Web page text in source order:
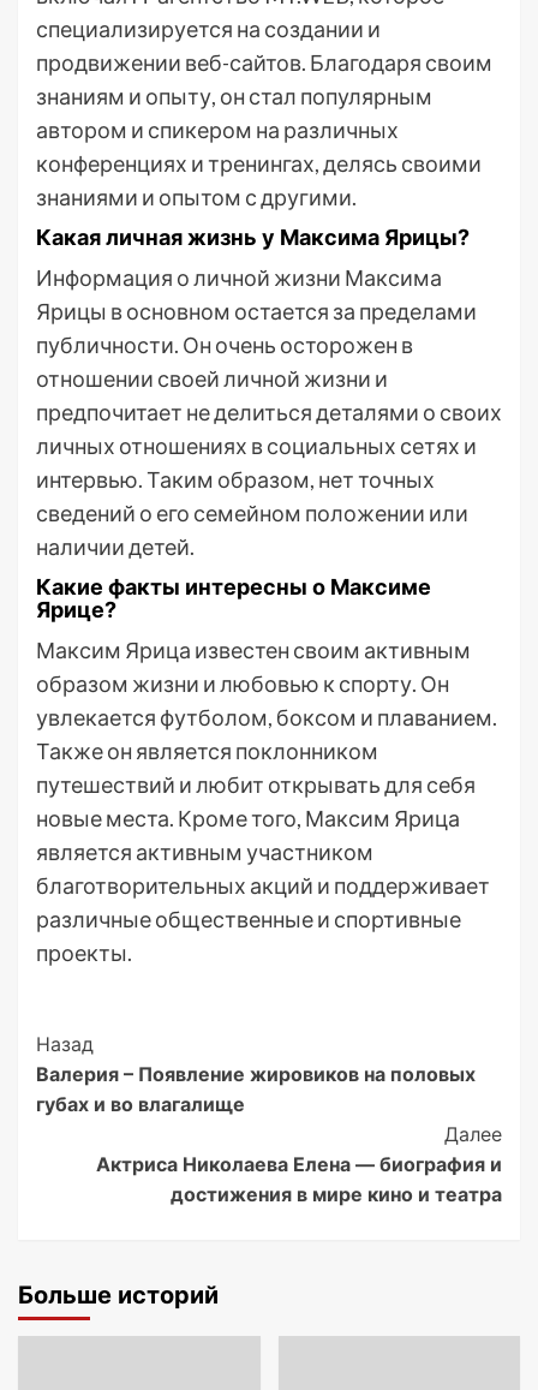
специализируется на создании и
продвижении веб-сайтов. Благодаря своим
знаниям и опыту, он стал популярным
автором и спикером на различных
конференциях и тренингах, делясь своими
знаниями и опытом с другими.
Какая личная жизнь у Максима Ярицы?
Информация о личной жизни Максима
Ярицы в основном остается за пределами
публичности. Он очень осторожен в
отношении своей личной жизни и
предпочитает не делиться деталями о своих
личных отношениях в социальных сетях и
интервью. Таким образом, нет точных
сведений о его семейном положении или
наличии детей.
Какие факты интересны о Максиме
Ярице?
Максим Ярица известен своим активным
образом жизни и любовью к спорту. Он
увлекается футболом, боксом и плаванием.
Также он является поклонником
путешествий и любит открывать для себя
новые места. Кроме того, Максим Ярица
является активным участником
благотворительных акций и поддерживает
различные общественные и спортивные
проекты.
Post
Navigation
Назад
Валерия – Появление жировиков на половых
губах и во влагалище
Далее
Актриса Николаева Елена — биография и
достижения в мире кино и театра
Больше историй